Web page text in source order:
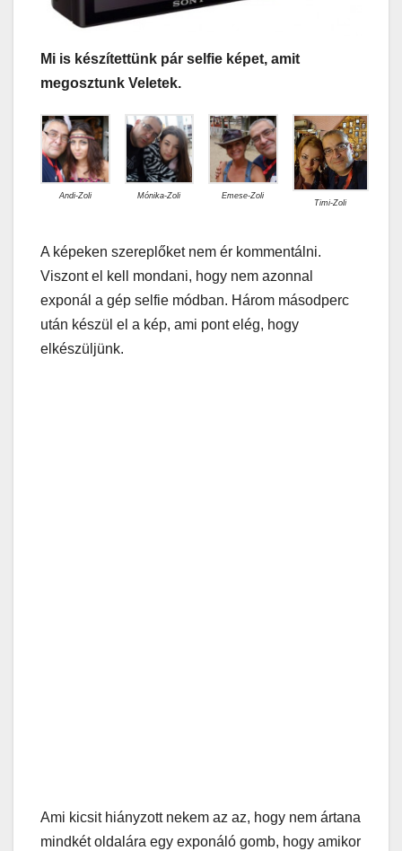
Mi is készítettünk pár selfie képet, amit
megosztunk Veletek.
Andi-Zoli Mónika-Zoli
Emese-Zoli
Timi-Zoli
A képeken szereplőket nem ér kommentálni.
Viszont el kell mondani, hogy nem azonnal
exponál a gép selfie módban. Három másodperc
után készül el a kép, ami pont elég, hogy
elkészüljünk.
Ami kicsit hiányzott nekem az az, hogy nem ártana
mindkét oldalára egy exponáló gomb, hogy amikor